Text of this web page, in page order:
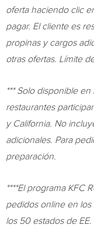
oferta haciendo clic
pagar. El cliente es
propinas y cargos
otras ofertas. Límite
*** Solo disponible en
restaurantes
y California. No
adicionales. Para
preparación.
****El programa KFC
pedidos online en los
los 50 estados de